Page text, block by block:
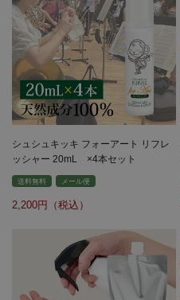
シュシュキッキ フォーアート リフレ
ッシャー 20mL ×4本セット
送料無料 メール便
2,200